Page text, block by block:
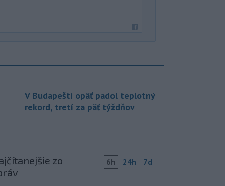
V Budapešti opäť padol teplotný
rekord, tretí za päť týždňov
zo
6h 24h 7d